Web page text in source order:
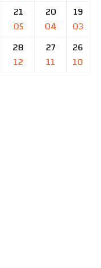
19
03
20
04
21
05
26
10
27
11
28
12